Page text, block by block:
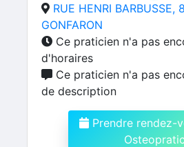
RUE HENRI BARBUSSE,
GONFARON
Ce praticien n'a pas
d'horaires
Ce praticien n'a pas
de description
Prendre rendez-
Osteopratic